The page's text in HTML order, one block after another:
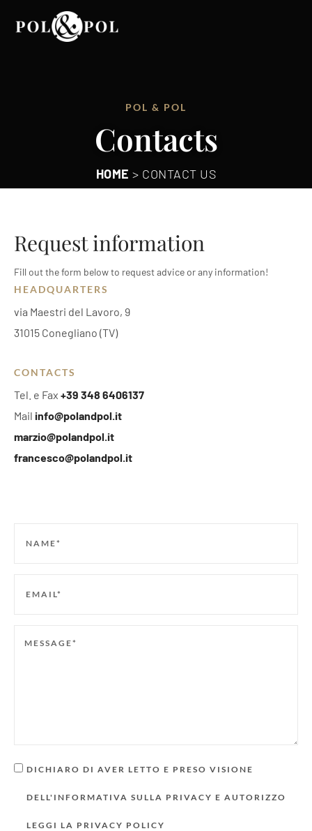
POL & POL
Contacts
HOME > CONTACT US
Request information
Fill out the form below to request advice or any information!
HEADQUARTERS
via Maestri del Lavoro, 9
31015 Conegliano (TV)
CONTACTS
Tel. e Fax +39 348 6406137
Mail info@polandpol.it
marzio@polandpol.it
francesco@polandpol.it
DICHIARO DI AVER LETTO E PRESO VISIONE
DELL'INFORMATIVA SULLA PRIVACY E AUTORIZZO
LEGGI LA PRIVACY POLICY